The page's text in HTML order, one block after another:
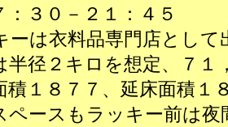
：３０－２１：４５
ーは衣料品専門店として
半径２キロを想定、７１
積１８７７、延床面積１
ペースもラッキー前は夜